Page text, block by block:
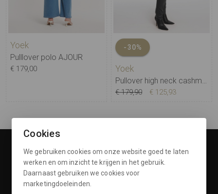
Yoek
Pulllover polo AJOUR
€ 179,00
-30%
Yoek
€ 179,90 € 125,93
Openingstijden
Klantenservice
Cookies
We gebruiken cookies om onze website goed te laten
werken en om inzicht te krijgen in het gebruik.
Daarnaast gebruiken we cookies voor
marketingdoeleinden.